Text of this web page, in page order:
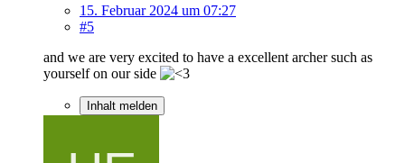
15. Februar 2024 um 07:27
#5
and we are very excited to have a excellent archer such as
yourself on our side
Inhalt melden